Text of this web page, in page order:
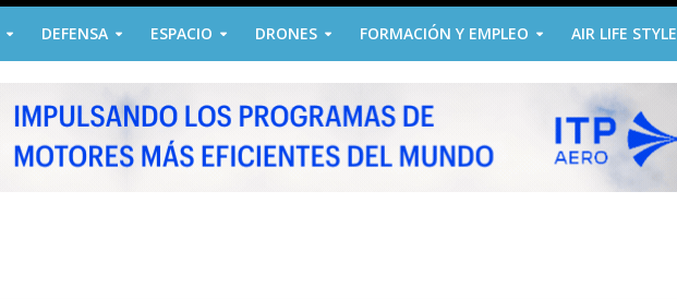
DEFENSA ESPACIO DRONES FORMACIÓN Y EMPLEO AIR LIFE STYLE